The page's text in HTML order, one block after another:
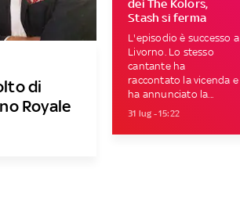
di
Royale
dei The Kolors,
Stash si ferma
L'episodio è successo a
Livorno. Lo stesso
cantante ha
raccontato la vicenda e
ha annunciato la...
31 lug - 15:22